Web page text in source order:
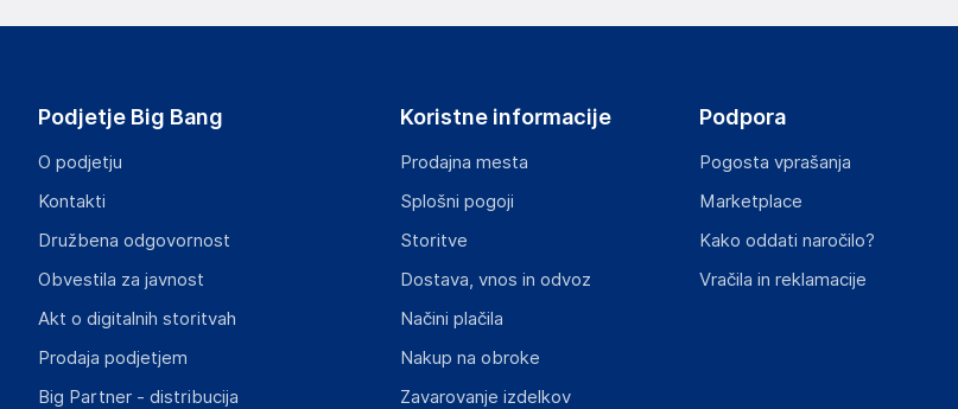
Podjetje Big Bang
O podjetju
Kontakti
Družbena odgovornost
Obvestila za javnost
Akt o digitalnih storitvah
Prodaja podjetjem
Big Partner - distribucija
Koristne informacije
Prodajna mesta
Splošni pogoji
Storitve
Dostava, vnos in odvoz
Načini plačila
Nakup na obroke
Zavarovanje izdelkov
Podpora
Pogosta vprašanja
Marketplace
Kako oddati naročilo?
Vračila in reklamacije